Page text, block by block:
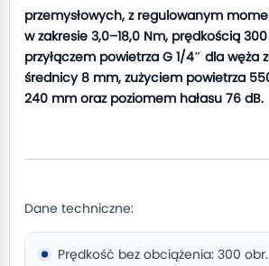
przemysłowych, z regulowanym
w zakresie 3,0–18,0 Nm, prędkością
przyłączem powietrza G 1/4″ dla węża
średnicy 8 mm, zużyciem powietrza
240 mm oraz poziomem hałasu 76 dB.
Dane techniczne:
Prędkość bez obciążenia: 300